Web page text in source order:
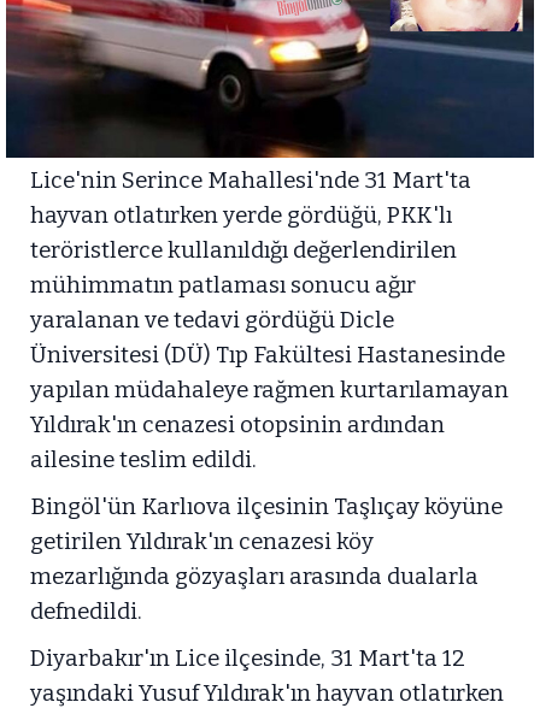
Lice'nin Serince Mahallesi'nde 31 Mart'ta
hayvan otlatırken yerde gördüğü, PKK'lı
teröristlerce kullanıldığı değerlendirilen
mühimmatın patlaması sonucu ağır
yaralanan ve tedavi gördüğü Dicle
Üniversitesi (DÜ) Tıp Fakültesi Hastanesinde
yapılan müdahaleye rağmen kurtarılamayan
Yıldırak'ın cenazesi otopsinin ardından
ailesine teslim edildi.
Bingöl'ün Karlıova ilçesinin Taşlıçay köyüne
getirilen Yıldırak'ın cenazesi köy
mezarlığında gözyaşları arasında dualarla
defnedildi.
Diyarbakır'ın Lice ilçesinde, 31 Mart'ta 12
yaşındaki Yusuf Yıldırak'ın hayvan otlatırken